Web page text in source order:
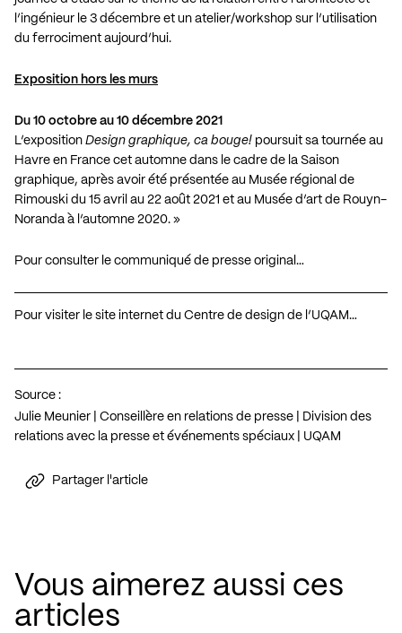
l’ingénieur le 3 décembre et un atelier/workshop sur l’utilisation
du ferrociment aujourd’hui.
Exposition hors les murs
Du 10 octobre au 10 décembre 2021
L’exposition Design graphique, ca bouge! poursuit sa tournée au
Havre en France cet automne dans le cadre de la Saison
graphique, après avoir été présentée au Musée régional de
Rimouski du 15 avril au 22 août 2021 et au Musée d’art de Rouyn-
Noranda à l’automne 2020. »
Pour consulter le communiqué de presse original…
Pour visiter le site internet du Centre de design de l’UQAM…
Source :
Julie Meunier | Conseillère en relations de presse | Division des
relations avec la presse et événements spéciaux | UQAM
Partager l'article
Vous aimerez aussi ces
articles